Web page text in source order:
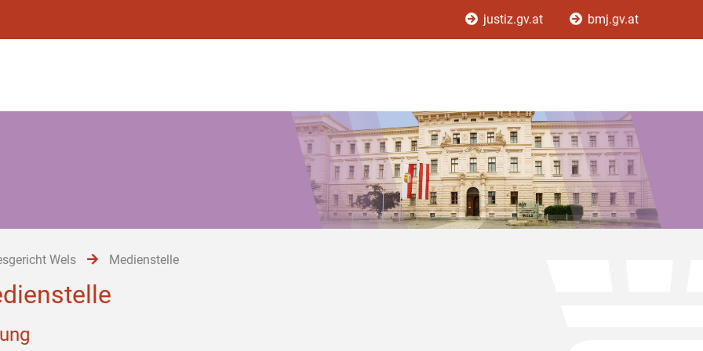
justiz.gv.at bmj.gv.at
Wels Medienstelle